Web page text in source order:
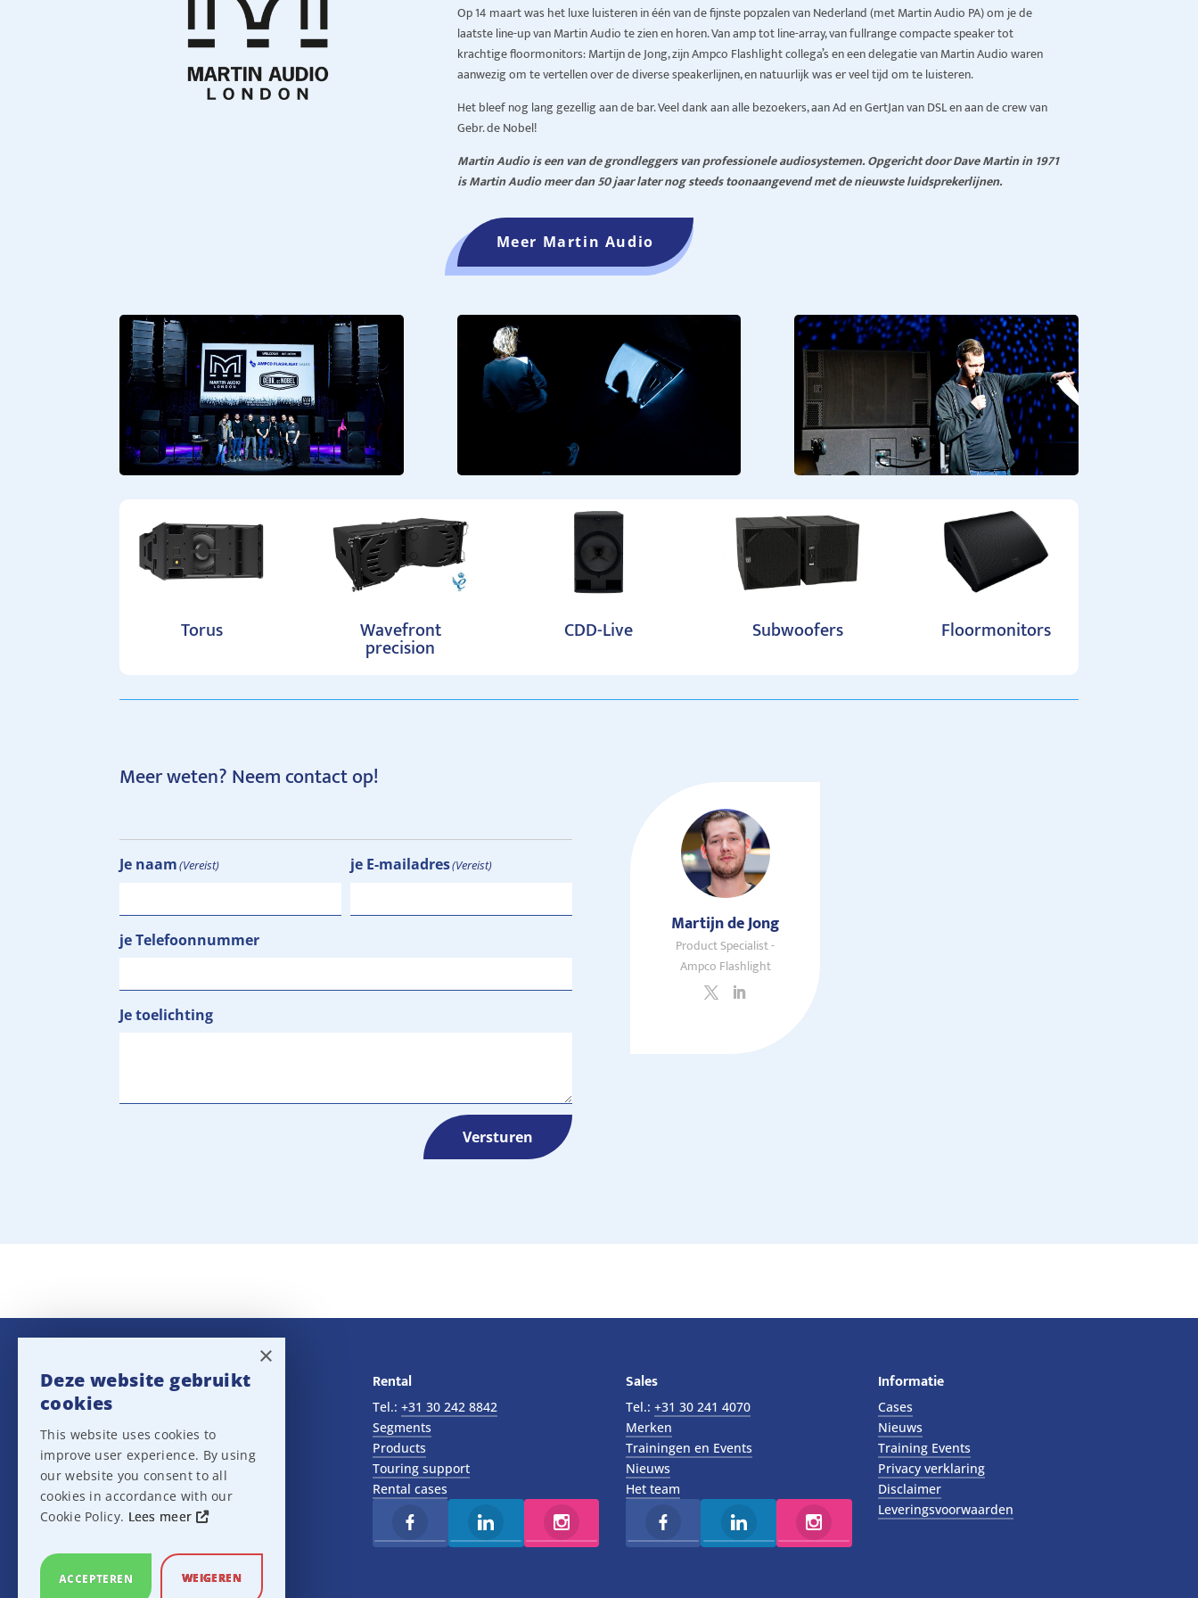
Op 14 maart was het luxe luisteren in één van de fijnste popzalen van Nederland (met Martin Audio PA) om je de
laatste line-up van Martin Audio te zien en horen. Van amp tot line-array, van fullrange compacte speaker tot
krachtige floormonitors: Martijn de Jong, zijn Ampco Flashlight collega’s en een delegatie van Martin Audio waren
aanwezig om te vertellen over de diverse speakerlijnen, en natuurlijk was er veel tijd om te luisteren.
Het bleef nog lang gezellig aan de bar. Veel dank aan alle bezoekers, aan Ad en GertJan van DSL en aan de crew van
Gebr. de Nobel!
Martin Audio is een van de grondleggers van professionele audiosystemen. Opgericht door Dave Martin in 1971
is Martin Audio meer dan 50 jaar later nog steeds toonaangevend met de nieuwste luidsprekerlijnen.
Meer Martin Audio
Torus Wavefront
precision
CDD-Live Subwoofers Floormonitors
Meer weten? Neem contact op!
Je naam(Vereist) je E-mailadres(Vereist)
je Telefoonnummer
Je toelichting
Versturen
Martijn de Jong
Product Specialist -
Ampco Flashlight
Navigatie
About us
Het team
Support
Sitemap
Cookie Settings
Rental
Tel.: +31 30 242 8842
Segments
Products
Touring support
Rental cases
Sales
Tel.: +31 30 241 4070
Merken
Trainingen en Events
Nieuws
Het team
Informatie
Cases
Nieuws
Training Events
Privacy verklaring
Disclaimer
Leveringsvoorwaarden
×
Deze website gebruikt
cookies
This website uses cookies to
improve user experience. By using
our website you consent to all
cookies in accordance with our
Cookie Policy. Lees meer
ACCEPTEREN WEIGEREN